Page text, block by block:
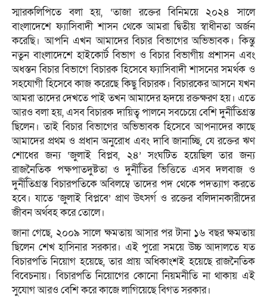
স্মারকলিপিতে বলা হয়, ‘তাজা রক্তের বিনিময়ে ২০২৪ সালে
বাংলাদেশে ফ্যাসিবাদী শাসন থেকে আমরা দ্বিতীয় স্বাধীনতা অর্জন
করেছি। আপনি এখন আমাদের বিচার বিভাগের অভিভাবক। কিন্তু
নতুন বাংলাদেশে হাইকোর্ট বিভাগ ও বিচার বিভাগীয় প্রশাসন এবং
অধস্তন বিচার বিভাগে বিচারক হিসেবে ফ্যাসিবাদী শাসনের সমর্থক ও
সহযোগী হিসেবে কাজ করেছে কিছু বিচারক। বিচারকের আসনে যখন
আমরা তাদের দেখতে পাই তখন আমাদের হৃদয়ে রক্তক্ষরণ হয়। এতে
আরও বলা হয়, এসব বিচারক দায়িত্ব পালনে সবচেয়ে বেশি দুর্নীতিগ্রস্ত
ছিলেন। তাই বিচার বিভাগের অভিভাবক হিসেবে আপনাদের কাছে
আমাদের প্রথম ও প্রধান অনুরোধ এবং দাবি জানাচ্ছি, যে রক্তের ঋণ
শোধের জন্য ‘জুলাই বিপ্লব, ২৪’ সংঘটিত হয়েছিল তার জন্য
রাজনৈতিক পক্ষপাতদুষ্টতা ও দুর্নীতির ভিত্তিতে এসব দলবাজ ও
দুর্নীতিগ্রস্ত বিচারপতিকে অবিলম্বে তাদের পদ থেকে পদত্যাগ করতে
হবে। যাতে ‘জুলাই বিপ্লবে’ প্রাণ উৎসর্গ ও রক্তের বলিদানকারীদের
জীবন অর্থবহ করে তোলে।
জানা গেছে, ২০০৯ সালে ক্ষমতায় আসার পর টানা ১৬ বছর ক্ষমতায়
ছিলেন শেখ হাসিনার সরকার। এই পুরো সময়ে উচ্চ আদালতে যত
বিচারপতি নিয়োগ হয়েছে, তার প্রায় অধিকাংশই হয়েছে রাজনৈতিক
বিবেচনায়। বিচারপতি নিয়োগের কোনো নিয়মনীতি না থাকায় এই
সুযোগ আরও বেশি করে কাজে লাগিয়েছে বিগত সরকার।